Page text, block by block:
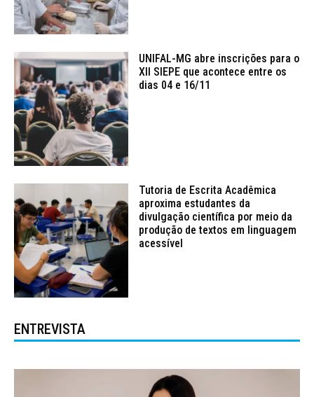
UNIFAL-MG abre inscrições para o
XII SIEPE que acontece entre os
dias 04 e 16/11
Tutoria de Escrita Acadêmica
aproxima estudantes da
divulgação científica por meio da
produção de textos em linguagem
acessível
ENTREVISTA